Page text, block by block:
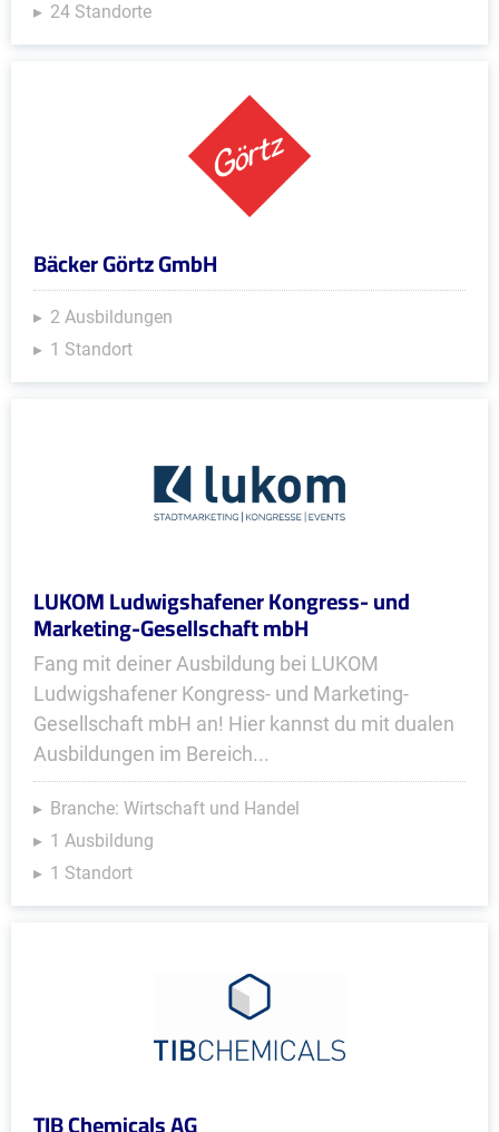
24 Standorte
Bäcker Görtz GmbH
2 Ausbildungen
1 Standort
LUKOM Ludwigshafener Kongress- und
Marketing-Gesellschaft mbH
Fang mit deiner Ausbildung bei LUKOM
Ludwigshafener Kongress- und Marketing-
Gesellschaft mbH an! Hier kannst du mit dualen
Ausbildungen im Bereich...
Branche: Wirtschaft und Handel
1 Ausbildung
1 Standort